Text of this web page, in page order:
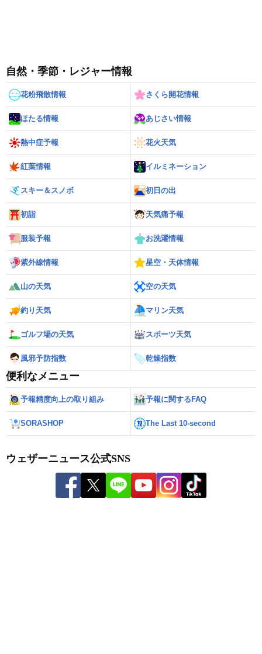
自然・季節・レジャー情報
花粉飛散情報 さくら開花情報
ほたる情報 あじさい情報
熱中症予報 花火天気
紅葉情報 イルミネーション
スキー＆スノボ 初日の出
初詣 天気痛予報
服装予報 お洗濯情報
紫外線情報 星空・天体情報
山の天気 空の天気
釣り天気 マリン天気
ゴルフ場の天気 スポーツ天気
風邪予防指数 乾燥指数
便利なメニュー
予報精度向上の取り組み 予報に関するFAQ
SORASHOP The Last 10-second
ウェザーニュース公式SNS